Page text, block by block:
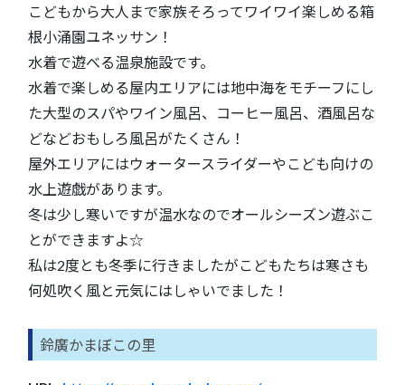
こどもから大人まで家族そろってワイワイ楽しめる箱
根小涌園ユネッサン！
水着で遊べる温泉施設です。
水着で楽しめる屋内エリアには地中海をモチーフにし
た大型のスパやワイン風呂、コーヒー風呂、酒風呂な
どなどおもしろ風呂がたくさん！
屋外エリアにはウォータースライダーやこども向けの
水上遊戯があります。
冬は少し寒いですが温水なのでオールシーズン遊ぶこ
とができますよ☆
私は2度とも冬季に行きましたがこどもたちは寒さも
何処吹く風と元気にはしゃいでました！
鈴廣かまぼこの里